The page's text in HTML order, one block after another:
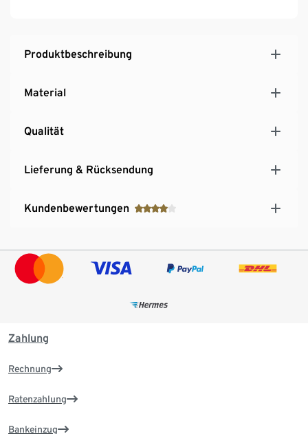
Produktbeschreibung
Material
Qualität
Lieferung & Rücksendung
Kundenbewertungen
Zahlung
Rechnung
Ratenzahlung
Bankeinzug